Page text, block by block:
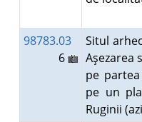
98783.03
6
Situl
Aşezarea
pe
pe un
Ruginii